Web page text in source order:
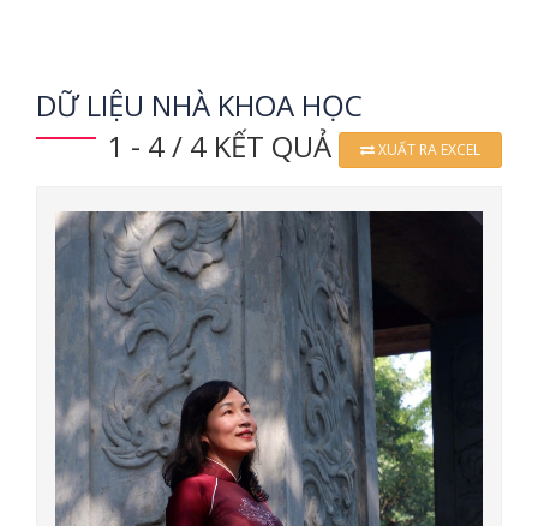
DỮ LIỆU NHÀ KHOA HỌC
1 - 4 / 4 KẾT QUẢ
XUẤT RA EXCEL